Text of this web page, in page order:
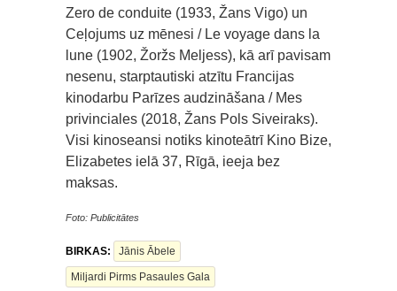
Zero de conduite (1933, Žans Vigo) un
Ceļojums uz mēnesi / Le voyage dans la
lune (1902, Žoržs Meljess), kā arī pavisam
nesenu, starptautiski atzītu Francijas
kinodarbu Parīzes audzināšana / Mes
privinciales (2018, Žans Pols Siveiraks).
Visi kinoseansi notiks kinoteātrī Kino Bize,
Elizabetes ielā 37, Rīgā, ieeja bez
maksas.
Foto: Publicitātes
BIRKAS: Jānis Ābele
Miljardi Pirms Pasaules Gala